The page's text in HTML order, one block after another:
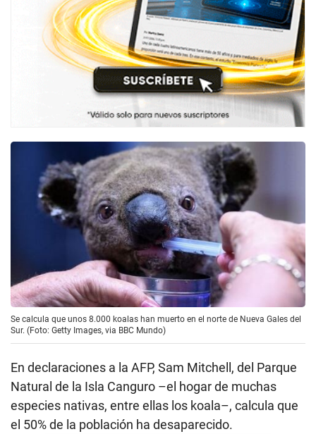
Se calcula que unos 8.000 koalas han muerto en el norte de Nueva Gales del
Sur. (Foto: Getty Images, via BBC Mundo)
En declaraciones a la AFP, Sam Mitchell, del Parque
Natural de la Isla Canguro –el hogar de muchas
especies nativas, entre ellas los koala–, calcula que
el 50% de la población ha desaparecido.